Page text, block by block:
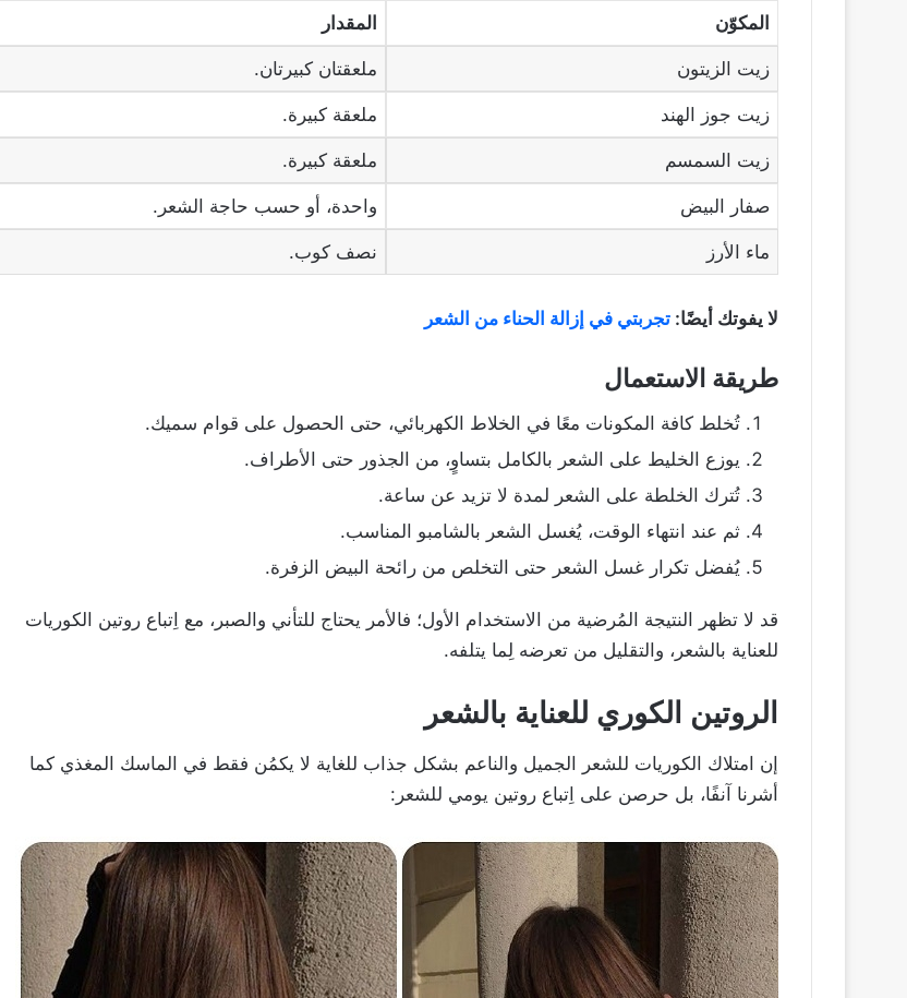
المكوّن المقدار
زيت الزيتون ملعقتان كبيرتان.
زيت جوز الهند ملعقة كبيرة.
زيت السمسم ملعقة كبيرة.
صفار البيض واحدة، أو حسب حاجة الشعر.
ماء الأرز نصف كوب.
لا يفوتك أيضًا: تجربتي في إزالة الحناء من الشعر
طريقة الاستعمال
تُخلط كافة المكونات معًا في الخلاط الكهربائي، حتى الحصول على قوام سميك.
يوزع الخليط على الشعر بالكامل بتساوٍ، من الجذور حتى الأطراف.
تُترك الخلطة على الشعر لمدة لا تزيد عن ساعة.
ثم عند انتهاء الوقت، يُغسل الشعر بالشامبو المناسب.
يُفضل تكرار غسل الشعر حتى التخلص من رائحة البيض الزفرة.
قد لا تظهر النتيجة المُرضية من الاستخدام الأول؛ فالأمر يحتاج للتأني والصبر، مع اِتباع روتين الكوريات
للعناية بالشعر، والتقليل من تعرضه لِما يتلفه.
الروتين الكوري للعناية بالشعر
إن امتلاك الكوريات للشعر الجميل والناعم بشكل جذاب للغاية لا يكمُن فقط في الماسك المغذي كما
أشرنا آنفًا، بل حرصن على اِتباع روتين يومي للشعر: